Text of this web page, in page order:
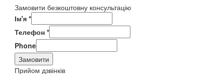
Замовити безкоштовну консультацію
Ім'я *
Телефон *
Phone
Замовити
Прийом дзвінків